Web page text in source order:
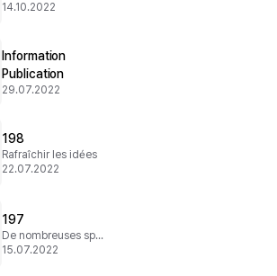
14.10.2022
Information
Publication
29.07.2022
198
Rafraîchir les idées
22.07.2022
197
De nombreuses spéculations
15.07.2022